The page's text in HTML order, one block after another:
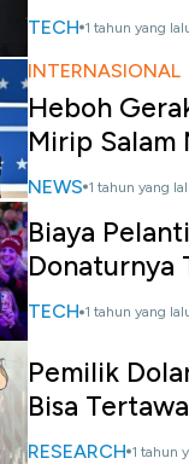
TECH 1 tahun yang
INTERNASIONAL
Heboh
Mirip Salam
NEWS 1 tahun yang
Biaya
Donaturnya
TECH 1 tahun yang
Pemilik
Bisa Tertawa
RESEARCH 1 tahun